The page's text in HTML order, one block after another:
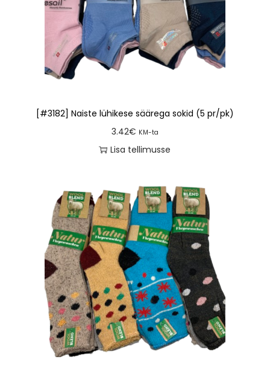
[#3182] Naiste lühikese säärega sokid (5 pr/pk)
3.42€ KM-ta
Lisa tellimusse